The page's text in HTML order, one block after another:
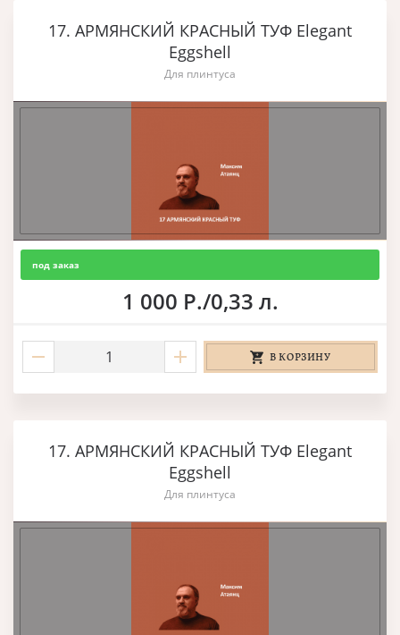
17. АРМЯНСКИЙ КРАСНЫЙ ТУФ Elegant
Eggshell
Для плинтуса
под заказ
1 000 Р./0,33 л.
В КОРЗИНУ
17. АРМЯНСКИЙ КРАСНЫЙ ТУФ Elegant
Eggshell
Для плинтуса